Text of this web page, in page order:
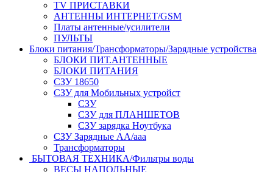
TV ПРИСТАВКИ
АНТЕННЫ ИНТЕРНЕТ/GSM
Платы антенные/усилители
ПУЛЬТЫ
Блоки питания/Трансформаторы/Зарядные устройства
БЛОКИ ПИТ.АНТЕННЫЕ
БЛОКИ ПИТАНИЯ
СЗУ 18650
СЗУ для Мобильных устройст
СЗУ
СЗУ для ПЛАНШЕТОВ
СЗУ зарядка Ноутбука
СЗУ Зарядные АА/ааа
Трансформаторы
БЫТОВАЯ ТЕХНИКА/Фильтры воды
ВЕСЫ НАПОЛЬНЫЕ